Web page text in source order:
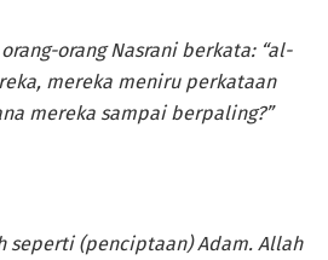
orang Nasrani berkata: “al-
mereka meniru perkataan
mereka sampai berpaling?”
seperti (penciptaan) Adam. Allah